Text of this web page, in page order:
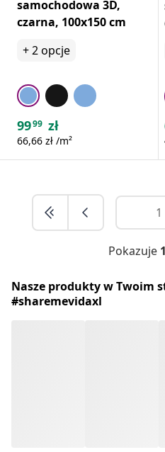
samochodowa 3D,
czarna, 100x150 cm
+2opcje
9999 zł
66,66 zł /m²
Pokazuje
Nasze produkty w Twoim
#sharemevidaxl